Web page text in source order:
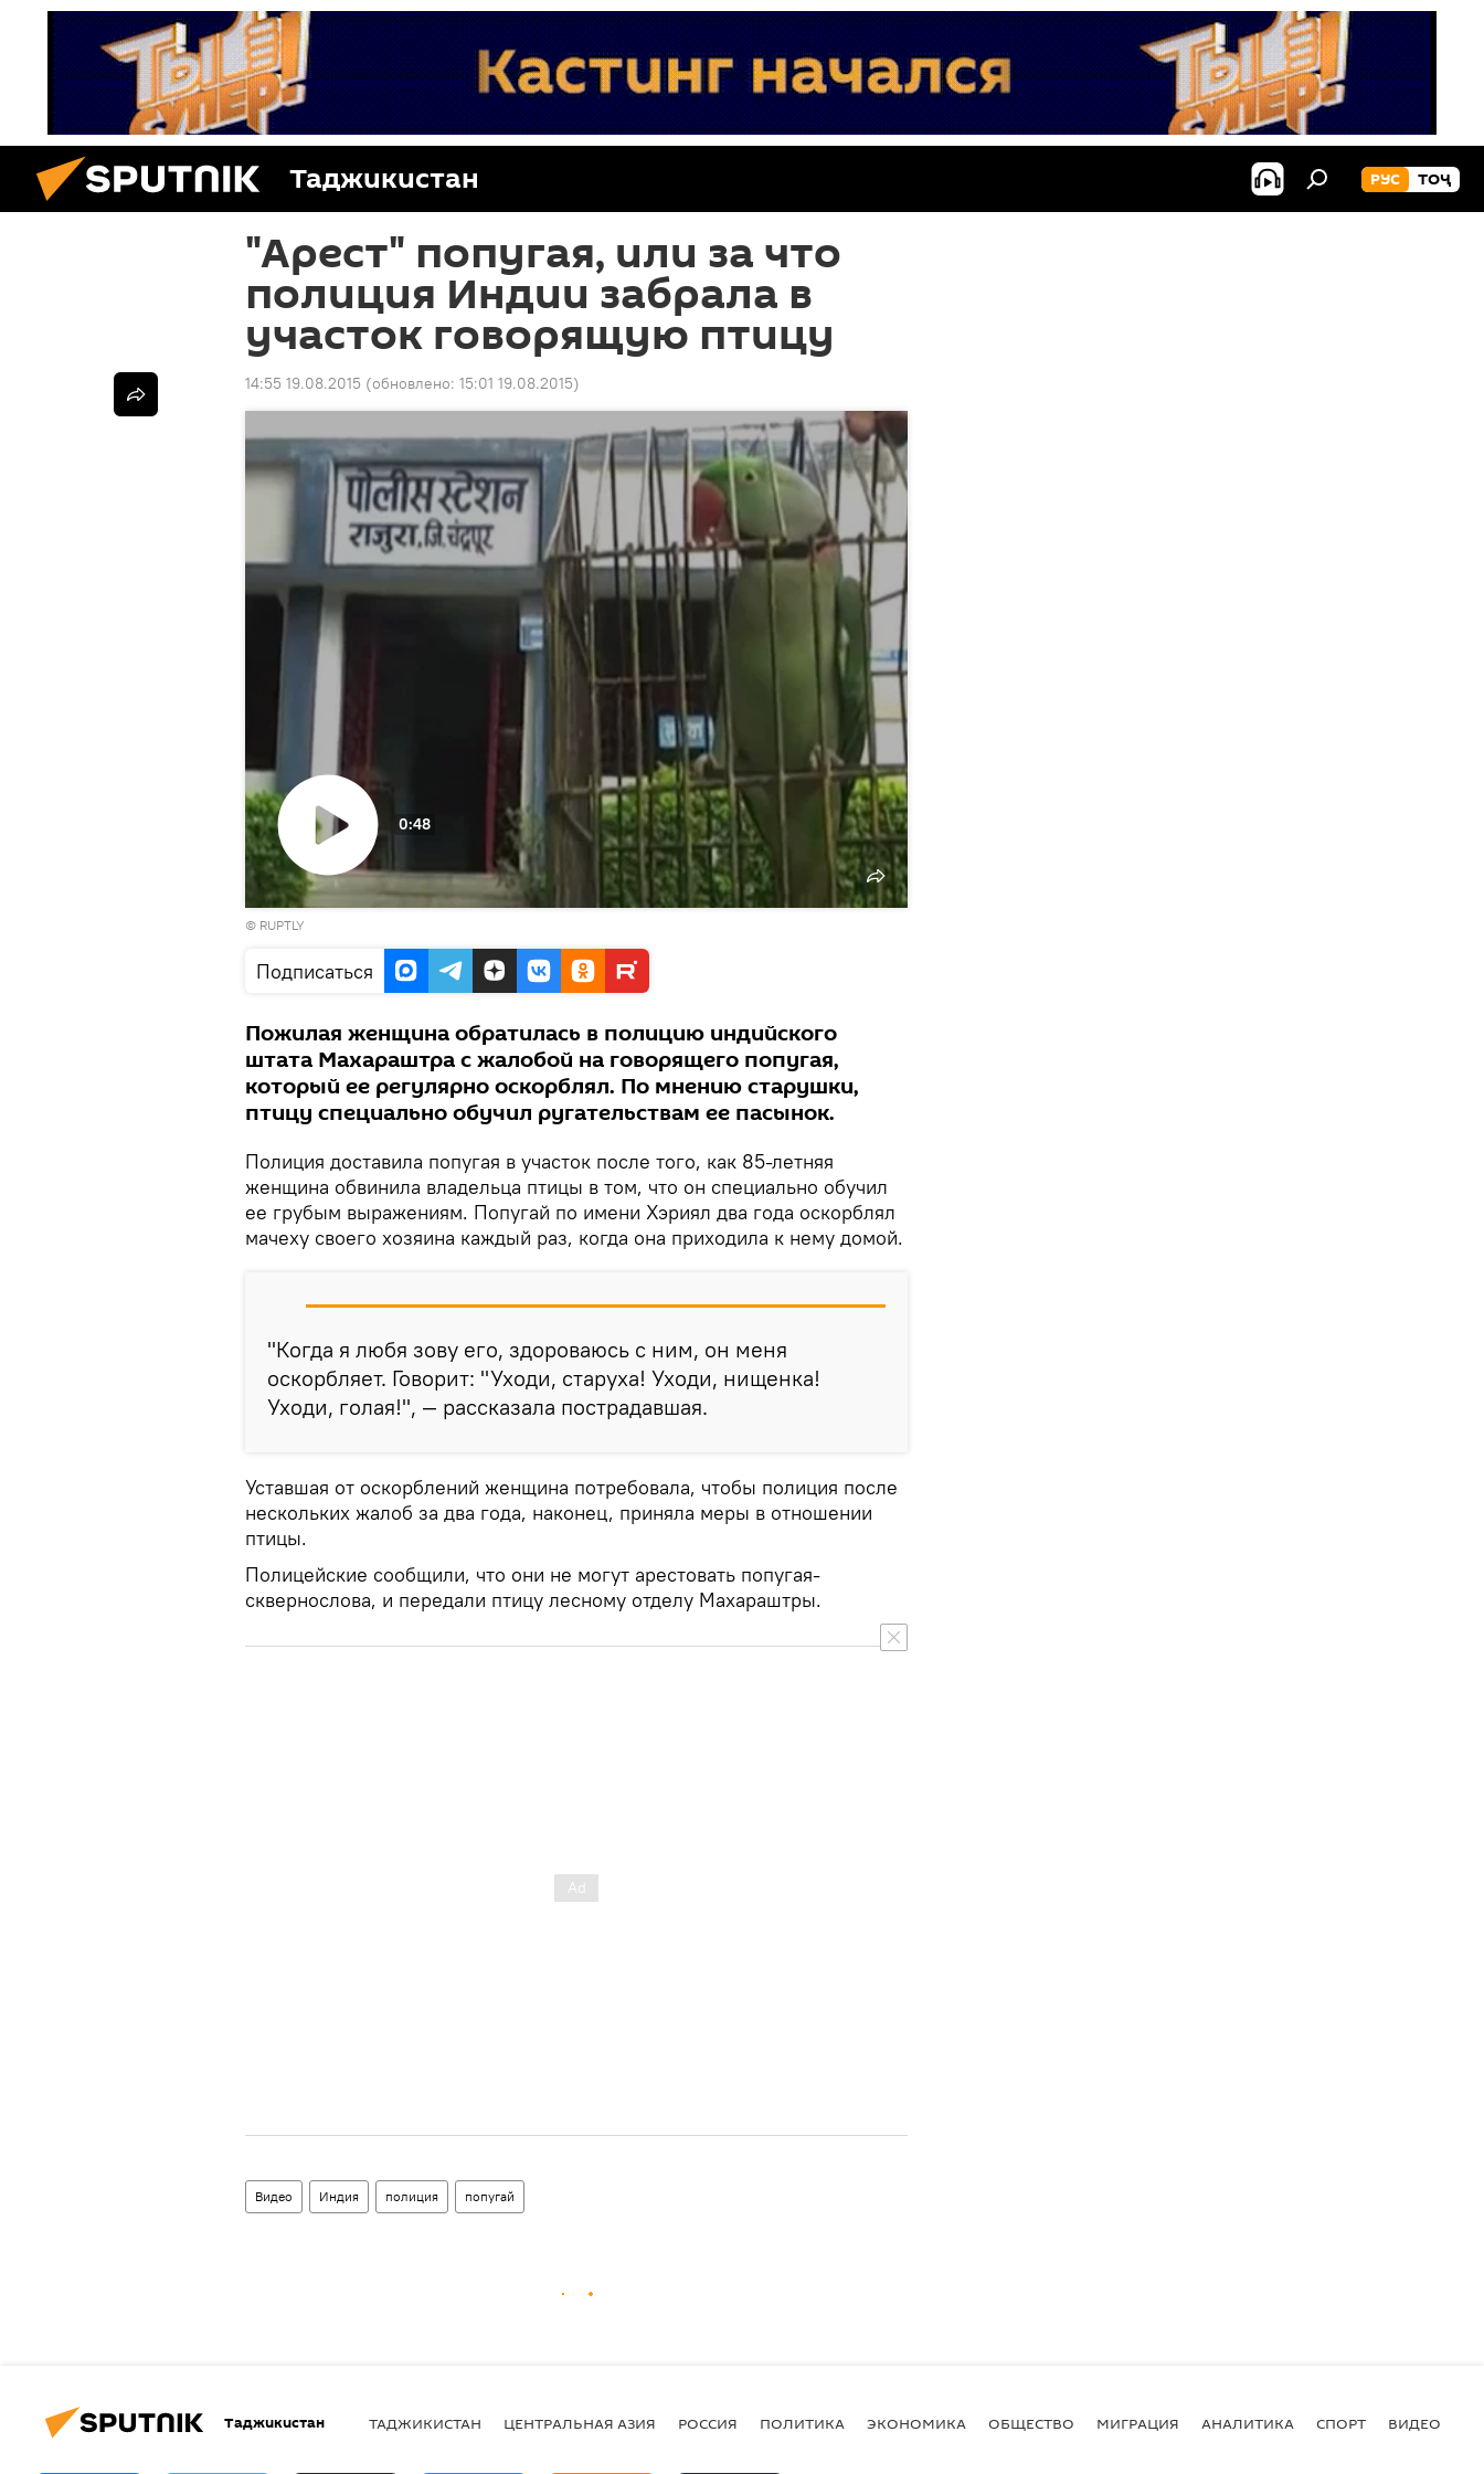
Таджикистан РУС ТОҶ
"Арест" попугая, или за что
полиция Индии забрала в
участок говорящую птицу
14:55 19.08.2015 (обновлено: 15:01 19.08.2015)
0:48
© RUPTLY
Подписаться
Пожилая женщина обратилась в полицию индийского
штата Махараштра с жалобой на говорящего попугая,
который ее регулярно оскорблял. По мнению старушки,
птицу специально обучил ругательствам ее пасынок.
Полиция доставила попугая в участок после того, как 85-летняя
женщина обвинила владельца птицы в том, что он специально обучил
ее грубым выражениям. Попугай по имени Хэриял два года оскорблял
мачеху своего хозяина каждый раз, когда она приходила к нему домой.
"Когда я любя зову его, здороваюсь с ним, он меня
оскорбляет. Говорит: "Уходи, старуха! Уходи, нищенка!
Уходи, голая!", — рассказала пострадавшая.
Уставшая от оскорблений женщина потребовала, чтобы полиция после
нескольких жалоб за два года, наконец, приняла меры в отношении
птицы.
Полицейские сообщили, что они не могут арестовать попугая-
сквернослова, и передали птицу лесному отделу Махараштры.
Видео Индия полиция попугай
Таджикистан ТАДЖИКИСТАН ЦЕНТРАЛЬНАЯ АЗИЯ РОССИЯ ПОЛИТИКА ЭКОНОМИКА ОБЩЕСТВО МИГРАЦИЯ АНАЛИТИКА СПОРТ ВИДЕО